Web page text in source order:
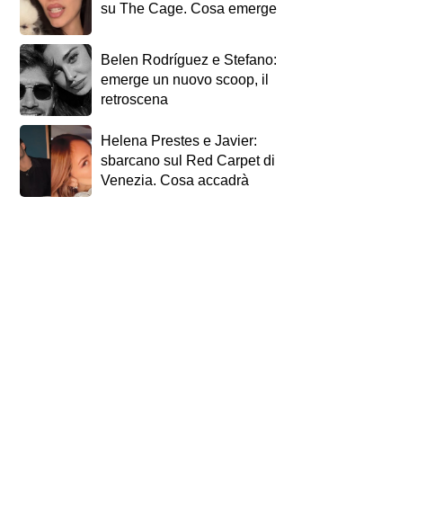
su The Cage. Cosa emerge
Belen Rodríguez e Stefano:
emerge un nuovo scoop, il
retroscena
Helena Prestes e Javier:
sbarcano sul Red Carpet di
Venezia. Cosa accadrà